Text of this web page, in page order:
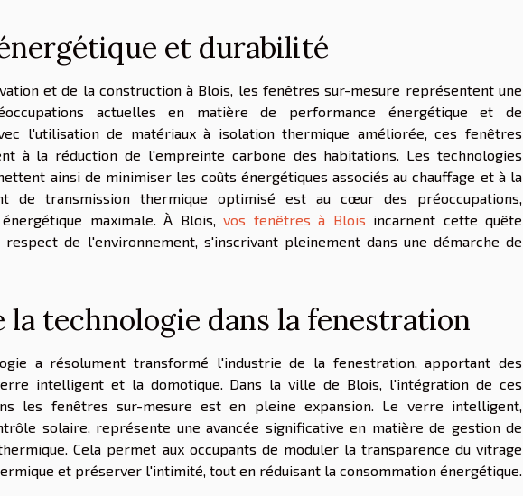
et durabilité
et de la construction à Blois, les fenêtres sur-mesure représentent une
actuelles en matière de performance énergétique et de
l'utilisation de matériaux à isolation thermique améliorée, ces fenêtres
à la réduction de l'empreinte carbone des habitations. Les technologies
ainsi de minimiser les coûts énergétiques associés au chauffage et à la
de transmission thermique optimisé est au cœur des préoccupations,
maximale. À Blois,vos fenêtres à Blois incarnent cette quête
de l'environnement, s'inscrivant pleinement dans une démarche de
technologie dans la fenestration
a résolument transformé l'industrie de la fenestration, apportant des
intelligent et la domotique. Dans la ville de Blois, l'intégration de ces
les fenêtres sur-mesure est en pleine expansion. Le verre intelligent,
solaire, représente une avancée significative en matière de gestion de
Cela permet aux occupants de moduler la transparence du vitrage
et préserver l'intimité, tout en réduisant la consommation énergétique.